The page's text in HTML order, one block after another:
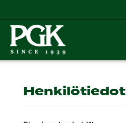
Henkilötiedot